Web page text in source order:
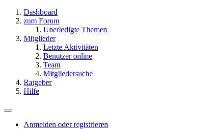
Dashboard
zum Forum
Unerledigte Themen
Mitglieder
Letzte Aktivitäten
Benutzer online
Team
Mitgliedersuche
Ratgeber
Hilfe
Anmelden oder registrieren